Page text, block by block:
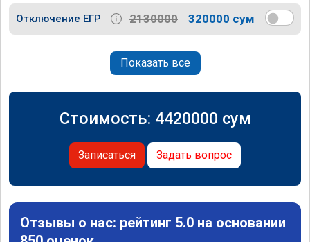
Отключение ЕГР 2130000 320000 сум
Показать все
Стоимость: 4420000 сум
Записаться Задать вопрос
Отзывы о нас: рейтинг 5.0 на основании